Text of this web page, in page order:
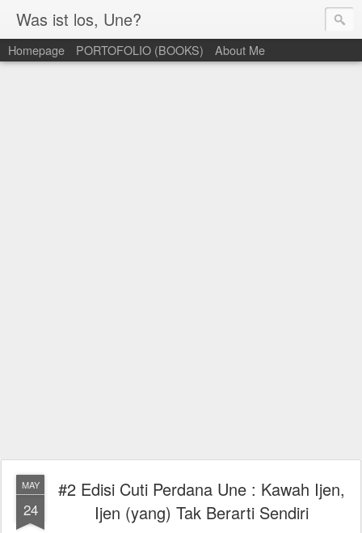
Was ist los, Une?
Homepage PORTOFOLIO (BOOKS) About Me
MAY
24
#2 Edisi Cuti Perdana Une : Kawah Ijen,
Ijen (yang) Tak Berarti Sendiri